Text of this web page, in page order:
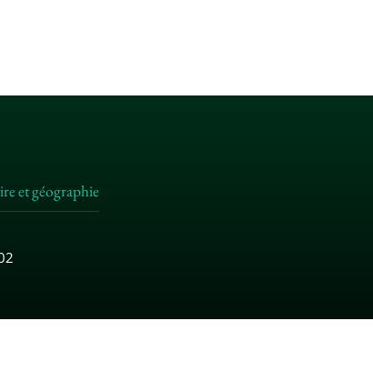
et géographie